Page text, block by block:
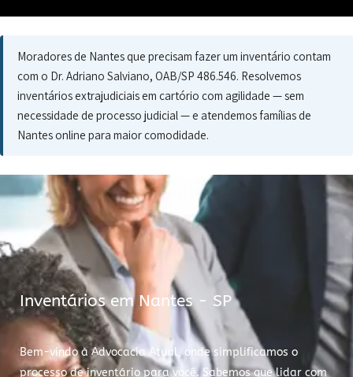
Moradores de Nantes que precisam fazer um inventário contam
com o Dr. Adriano Salviano, OAB/SP 486.546. Resolvemos
inventários extrajudiciais em cartório com agilidade — sem
necessidade de processo judicial — e atendemos famílias de
Nantes online para maior comodidade.
Inventários em Nantes - SP
Bem-vindo à Advocacia Atual, onde simplificamos o
processo de inventário para você. Sabemos que lidar com